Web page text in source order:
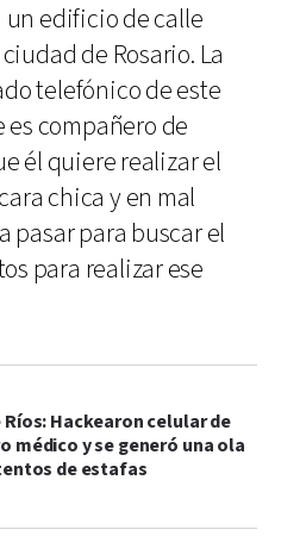
un edificio de calle
de Rosario. La
telefónico de este
compañero de
él quiere realizar el
chica y en mal
pasar para buscar el
para realizar ese
Ríos: Hackearon celular de
médico y se generó una ola
de estafas